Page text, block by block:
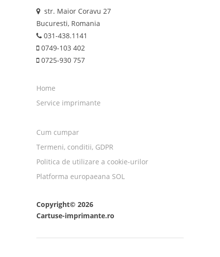
str. Maior Coravu 27
Bucuresti, Romania
031-438.1141
0749-103 402
0725-930 757
Home
Service imprimante
Cum cumpar
Termeni, conditii, GDPR
Politica de utilizare a cookie-urilor
Platforma europaeana SOL
Copyright© 2026
Cartuse-imprimante.ro